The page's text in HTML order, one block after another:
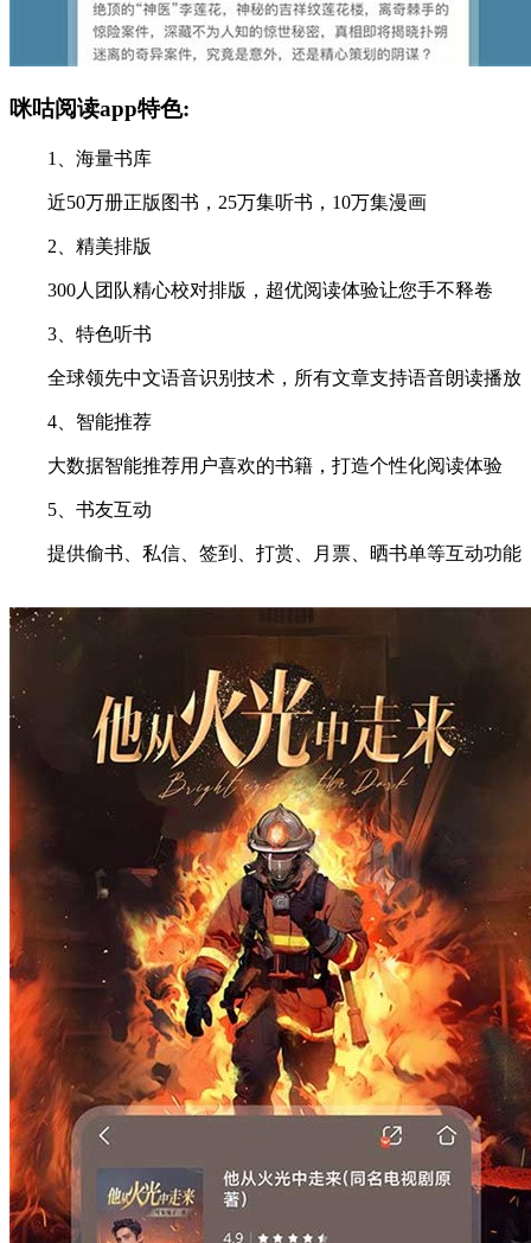
咪咕阅读app特色:
1、海量书库
近50万册正版图书，25万集听书，10万集漫画
2、精美排版
300人团队精心校对排版，超优阅读体验让您手不释卷
3、特色听书
全球领先中文语音识别技术，所有文章支持语音朗读播放
4、智能推荐
大数据智能推荐用户喜欢的书籍，打造个性化阅读体验
5、书友互动
提供偷书、私信、签到、打赏、月票、晒书单等互动功能